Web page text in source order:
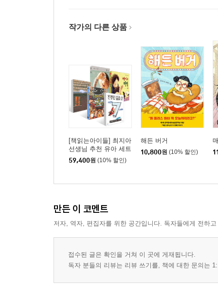
작가의 다른 상품
[책읽는아이들] 최지아
선생님 추천 유아 세트
59,400원 (10% 할인)
해든 버거
10,800원 (10% 할인)
만든 이 코멘트
저자, 역자, 편집자를 위한 공간입니다. 독자들에게 전하
접수된 글은 확인을 거쳐 이 곳에 게재됩니다.
독자 분들의 리뷰는 리뷰 쓰기를, 책에 대한 문의는